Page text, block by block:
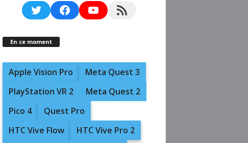
TwitterFacebookYouTubeRSS Feed
En ce moment
Apple Vision Pro
Meta Quest 3
PlayStation VR 2
Meta Quest 2
Pico 4
Quest Pro
HTC Vive Flow
HTC Vive Pro 2